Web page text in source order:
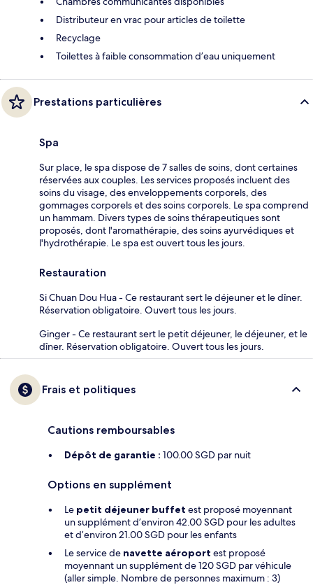
Distributeur en vrac pour articles de toilette
Recyclage
Toilettes à faible consommation d’eau uniquement
Prestations particulières
Spa
Sur place, le spa dispose de 7 salles de soins, dont certaines
réservées aux couples. Les services proposés incluent des
soins du visage, des enveloppements corporels, des
gommages corporels et des soins corporels. Le spa comprend
un hammam. Divers types de soins thérapeutiques sont
proposés, dont l'aromathérapie, des soins ayurvédiques et
l'hydrothérapie. Le spa est ouvert tous les jours.
Restauration
Si Chuan Dou Hua - Ce restaurant sert le déjeuner et le dîner.
Réservation obligatoire. Ouvert tous les jours.
Ginger - Ce restaurant sert le petit déjeuner, le déjeuner, et le
dîner. Réservation obligatoire. Ouvert tous les jours.
Frais et politiques
Cautions remboursables
Dépôt de garantie : 100.00 SGD par nuit
Options en supplément
Le petit déjeuner buffet est proposé moyennant
un supplément d’environ 42.00 SGD pour les adultes
et d’environ 21.00 SGD pour les enfants
Le service de navette aéroport est proposé
moyennant un supplément de 120 SGD par véhicule
(aller simple. Nombre de personnes maximum : 3)